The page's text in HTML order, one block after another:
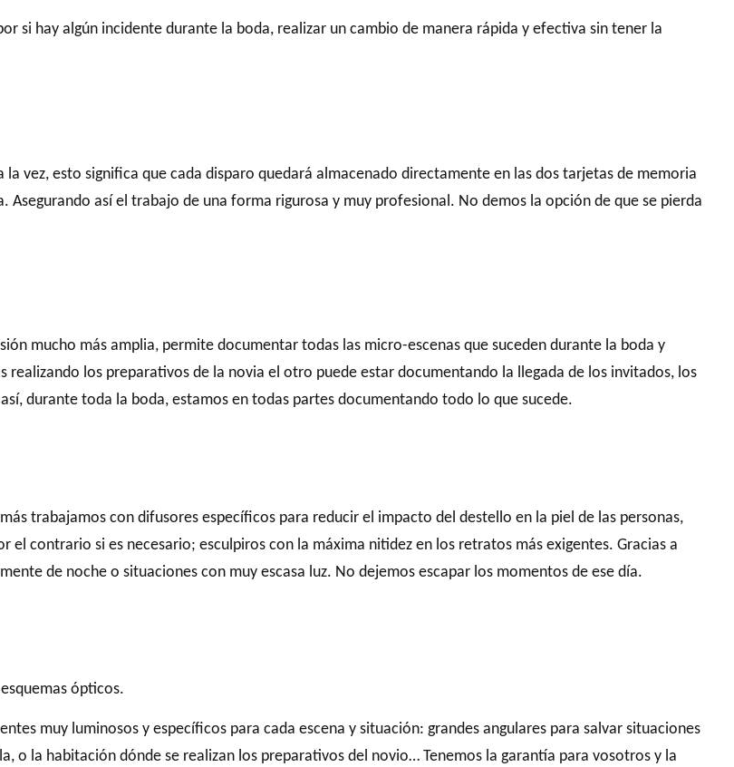
si hay algún incidente durante la boda, realizar un cambio de manera rápida y efectiva sin tener la
vez, esto significa que cada disparo quedará almacenado directamente en las dos tarjetas de memoria
así el trabajo de una forma rigurosa y muy profesional. No demos la opción de que se pierda
mucho más amplia, permite documentar todas las micro-escenas que suceden durante la boda y
los preparativos de la novia el otro puede estar documentando la llegada de los invitados, los
durante toda la boda, estamos en todas partes documentando todo lo que sucede.
trabajamos con difusores específicos para reducir el impacto del destello en la piel de las personas,
contrario si es necesario; esculpiros con la máxima nitidez en los retratos más exigentes. Gracias a
de noche o situaciones con muy escasa luz. No dejemos escapar los momentos de ese día.
ópticos.
muy luminosos y específicos para cada escena y situación: grandes angulares para salvar situaciones
o la habitación dónde se realizan los preparativos del novio… Tenemos la garantía para vosotros y la